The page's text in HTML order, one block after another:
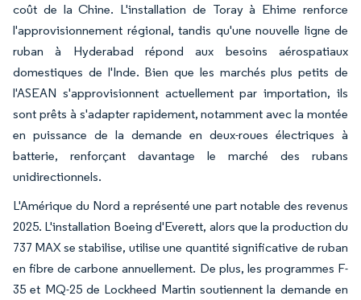
coût de la Chine. L'installation de Toray à Ehime renforce
l'approvisionnement régional, tandis qu'une nouvelle ligne de
ruban à Hyderabad répond aux besoins aérospatiaux
domestiques de l'Inde. Bien que les marchés plus petits de
l'ASEAN s'approvisionnent actuellement par importation, ils
sont prêts à s'adapter rapidement, notamment avec la montée
en puissance de la demande en deux-roues électriques à
batterie, renforçant davantage le marché des rubans
unidirectionnels.
L'Amérique du Nord a représenté une part notable des revenus
2025. L'installation Boeing d'Everett, alors que la production du
737 MAX se stabilise, utilise une quantité significative de ruban
en fibre de carbone annuellement. De plus, les programmes F-
35 et MQ-25 de Lockheed Martin soutiennent la demande en